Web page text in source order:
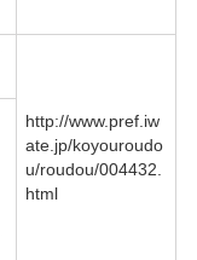
http://www.pref.iw
ate.jp/koyouroudo
u/roudou/004432.
html